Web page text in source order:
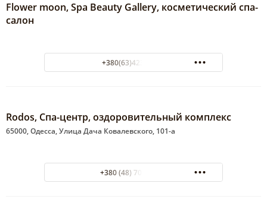
Flower moon, Spa Beauty Gallery, косметический спа-
салон
+380(63)423-77-67
Rodos, Спа-центр, оздоровительный комплекс
65000, Одесса, Улица Дача Ковалевского, 101-а
+380 (48) 704-24-32